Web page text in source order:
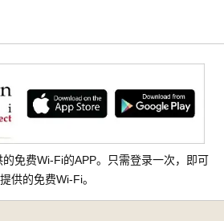
免费Wi-Fi的APP。只需登录一次，即可
供的免费Wi-Fi。